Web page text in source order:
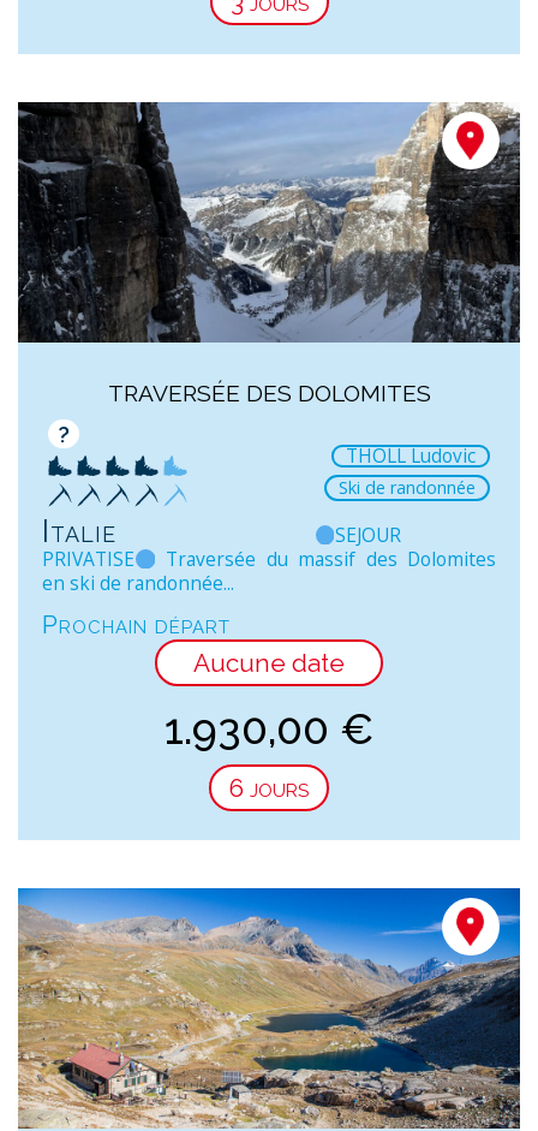
TRAVERSÉE DES DOLOMITES
?
Italie
THOLL Ludovic
Ski de randonnée
SEJOUR
PRIVATISE
Traversée du massif des Dolomites
en ski de randonnée...
Prochain départ
Aucune date
1.930,00 €
6 jours